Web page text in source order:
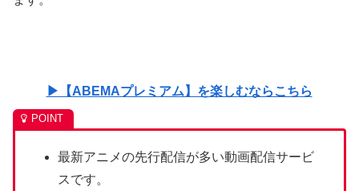
▶【ABEMAプレミアム】を楽しむならこちら
最新アニメの先行配信が多い動画配信サービ
スです。